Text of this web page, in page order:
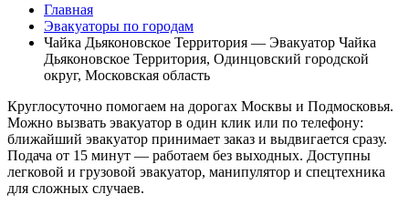
Главная
Эвакуаторы по городам
Чайка Дьяконовское Территория — Эвакуатор Чайка
Дьяконовское Территория, Одинцовский городской
округ, Московская область
Круглосуточно помогаем на дорогах Москвы и Подмосковья.
Можно вызвать эвакуатор в один клик или по телефону:
ближайший эвакуатор принимает заказ и выдвигается сразу.
Подача от 15 минут — работаем без выходных. Доступны
легковой и грузовой эвакуатор, манипулятор и спецтехника
для сложных случаев.